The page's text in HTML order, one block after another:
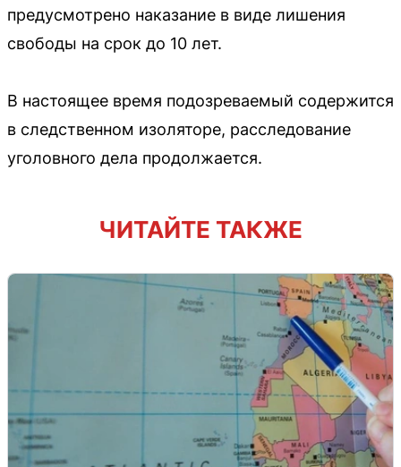
предусмотрено наказание в виде лишения
свободы на срок до 10 лет.
В настоящее время подозреваемый содержится
в следственном изоляторе, расследование
уголовного дела продолжается.
ЧИТАЙТЕ ТАКЖЕ